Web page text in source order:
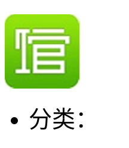
分类：